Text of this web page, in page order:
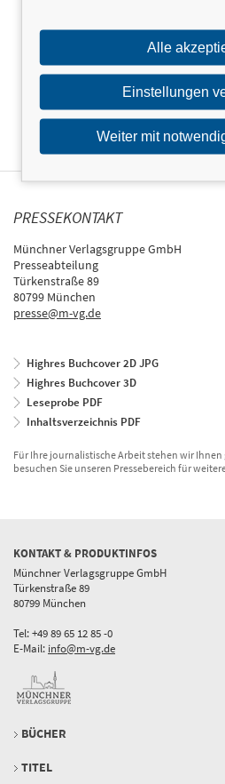
PRESSEKONTAKT
Münchner Verlagsgruppe GmbH
Presseabteilung
Türkenstraße 89
80799 München
presse@m-vg.de
Highres Buchcover 2D JPG
Highres Buchcover 3D
Leseprobe PDF
Inhaltsverzeichnis PDF
Für Ihre journalistische Arbeit stehen wir
besuchen Sie unseren Pressebereich für
KONTAKT & PRODUKTINFOS
Münchner Verlagsgruppe GmbH
Türkenstraße 89
80799 München
Tel: +49 89 65 12 85 -0
E-Mail: info@m-vg.de
BÜCHER
TITEL
Alle
Einstellungen
Weiter mit